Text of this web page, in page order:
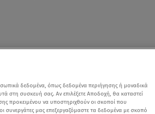
δεδομένα, όπως δεδομένα περιήγησης ή μοναδικά
στη συσκευή σας. Αν επιλέξετε Αποδοχή, θα καταστεί
προκειμένου να υποστηριχθούν οι σκοποί που
συνεργάτες μας επεξεργαζόμαστε τα δεδομένα με σκοπό